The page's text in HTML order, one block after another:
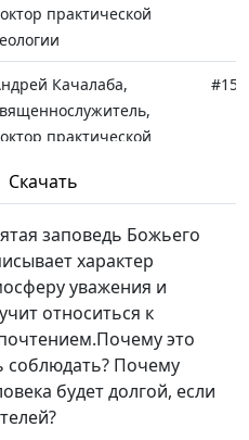
практической
Качалаба,
практической
#151
Качалаба,
практической
#150
Андрей Качалаба,
священнослужитель,
практической
теологии
Скачать
заповедь Божьего
характер
уважения и
относиться к
это
соблюдать? Почему
будет долгой, если